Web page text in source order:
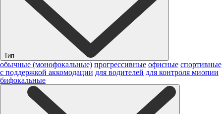
Тип
обычные (монофокальные) прогрессивные офисные спортивные
с поддержкой аккомодации для водителей для контроля миопии
бифокальные